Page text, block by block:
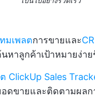
มเพลตการขายและ
หาลูกค้าเป้าหมายง่า
ClickUp Sales
อดขายและติดตามผลก